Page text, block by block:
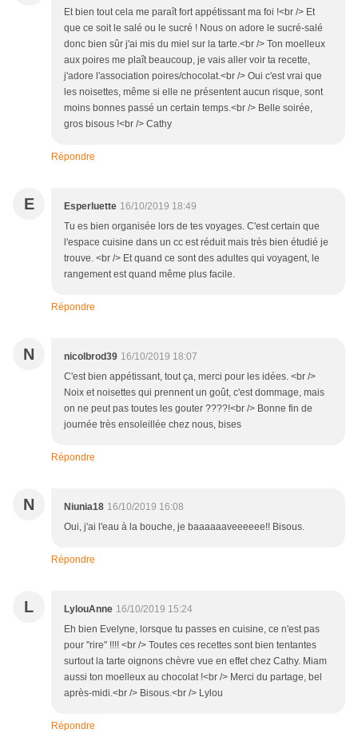
Et bien tout cela me paraît fort appétissant ma foi !<br /> Et
que ce soit le salé ou le sucré ! Nous on adore le sucré-salé
donc bien sûr j'ai mis du miel sur la tarte.<br /> Ton moelleux
aux poires me plaît beaucoup, je vais aller voir ta recette,
j'adore l'association poires/chocolat.<br /> Oui c'est vrai que
les noisettes, même si elle ne présentent aucun risque, sont
moins bonnes passé un certain temps.<br /> Belle soirée,
gros bisous !<br /> Cathy
Répondre
E Esperluette 16/10/2019 18:49
Tu es bien organisée lors de tes voyages. C'est certain que
l'espace cuisine dans un cc est réduit mais très bien étudié je
trouve. <br /> Et quand ce sont des adultes qui voyagent, le
rangement est quand même plus facile.
Répondre
N nicolbrod39 16/10/2019 18:07
C'est bien appétissant, tout ça, merci pour les idées. <br />
Noix et noisettes qui prennent un goût, c'est dommage, mais
on ne peut pas toutes les gouter ????!<br /> Bonne fin de
journée très ensoleillée chez nous, bises
Répondre
N Niunia18 16/10/2019 16:08
Oui, j'ai l'eau à la bouche, je baaaaaaveeeeee!! Bisous.
Répondre
L LylouAnne 16/10/2019 15:24
Eh bien Evelyne, lorsque tu passes en cuisine, ce n'est pas
pour "rire" !!!! <br /> Toutes ces recettes sont bien tentantes
surtout la tarte oignons chèvre vue en effet chez Cathy. Miam
aussi ton moelleux au chocolat !<br /> Merci du partage, bel
après-midi.<br /> Bisous.<br /> Lylou
Répondre